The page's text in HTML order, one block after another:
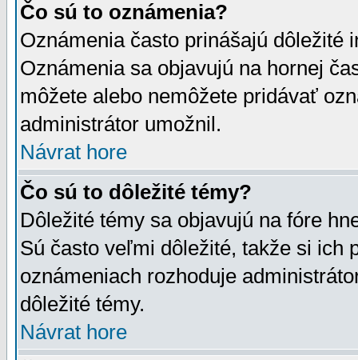
Čo sú to oznámenia?
Oznámenia často prinášajú dôležité
Oznámenia sa objavujú na hornej
môžete alebo nemôžete pridávať
administrátor umožnil.
Návrat hore
Čo sú to dôležité témy?
Dôležité témy sa objavujú na fóre
Sú často veľmi dôležité, takže si ich
oznámeniach rozhoduje
dôležité témy.
Návrat hore